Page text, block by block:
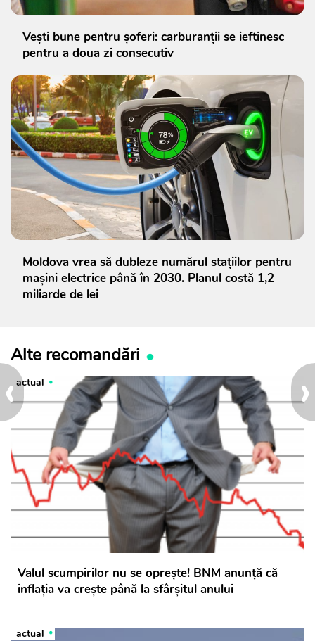
›
‹
Vești bune pentru șoferi: carburanții se ieftinesc
pentru a doua zi consecutiv
Moldova vrea să dubleze numărul stațiilor pentru
mașini electrice până în 2030. Planul costă 1,2
miliarde de lei
Alte recomandări
actual
Valul scumpirilor nu se oprește! BNM anunță că
inflația va crește până la sfârșitul anului
actual